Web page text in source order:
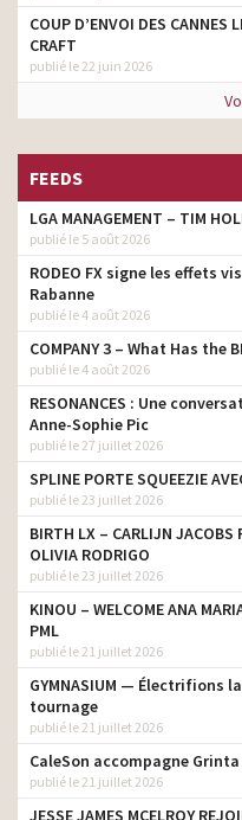
Kiri – La vie ça se dévore
comme un Kiri
Filorga – Crème Time-Filler
COUP D’ENVOI DES
CRAFT
publié le 22 juin 2026
FEEDS
LGA MANAGEMENT – TIM
publié le 5 août 2026
RODEO FX signe les effets
Rabanne
publié le 4 août 2026
COMPANY 3 – What Has the
publié le 4 août 2026
RESONANCES : Une
Anne-Sophie Pic
publié le 27 juillet 2026
SPLINE PORTE SQUEEZIE
publié le 23 juillet 2026
BIRTH LX – CARLIJN JACOBS
OLIVIA RODRIGO
publié le 23 juillet 2026
KINOU – WELCOME ANA
PML
publié le 21 juillet 2026
GYMNASIUM — Électrifions
tournage
publié le 21 juillet 2026
CaleSon accompagne
publié le 21 juillet 2026
JESSE JAMES MCELROY